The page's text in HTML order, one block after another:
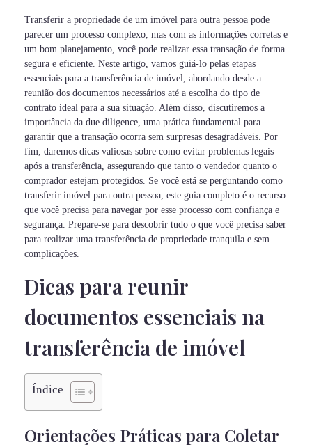
Transferir a propriedade de um imóvel para outra pessoa pode
parecer um processo complexo, mas com as informações corretas e
um bom planejamento, você pode realizar essa transação de forma
segura e eficiente. Neste artigo, vamos guiá-lo pelas etapas
essenciais para a transferência de imóvel, abordando desde a
reunião dos documentos necessários até a escolha do tipo de
contrato ideal para a sua situação. Além disso, discutiremos a
importância da due diligence, uma prática fundamental para
garantir que a transação ocorra sem surpresas desagradáveis. Por
fim, daremos dicas valiosas sobre como evitar problemas legais
após a transferência, assegurando que tanto o vendedor quanto o
comprador estejam protegidos. Se você está se perguntando como
transferir imóvel para outra pessoa, este guia completo é o recurso
que você precisa para navegar por esse processo com confiança e
segurança. Prepare-se para descobrir tudo o que você precisa saber
para realizar uma transferência de propriedade tranquila e sem
complicações.
Dicas para reunir
documentos essenciais na
transferência de imóvel
Índice
Orientações Práticas para Coletar